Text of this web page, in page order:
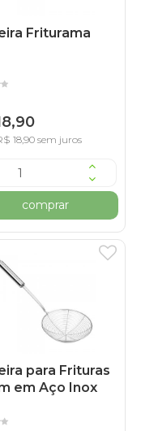
Friturama
18,90 sem juros
comprar
para Frituras
em Aço Inox